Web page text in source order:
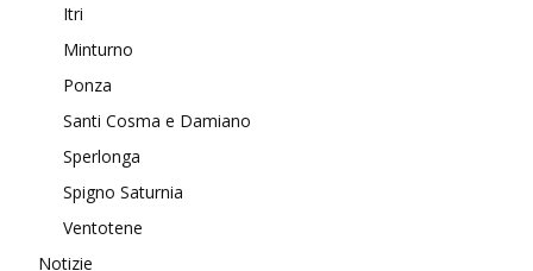
Itri
Minturno
Ponza
Santi Cosma e Damiano
Sperlonga
Spigno Saturnia
Ventotene
Notizie